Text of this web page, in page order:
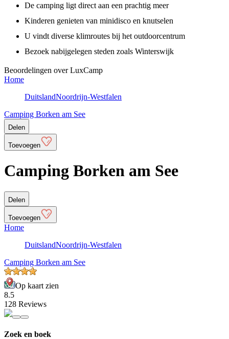
De camping ligt direct aan een prachtig meer
Kinderen genieten van minidisco en knutselen
U vindt diverse klimroutes bij het outdoorcentrum
Bezoek nabijgelegen steden zoals Winterswijk
Beoordelingen over LuxCamp
Home
DuitslandNoordrijn-Westfalen
Camping Borken am See
Delen
Toevoegen
Camping Borken am See
Delen
Toevoegen
Home
DuitslandNoordrijn-Westfalen
Camping Borken am See
Op kaart zien
8.5
128 Reviews
Zoek en boek